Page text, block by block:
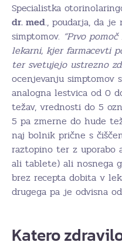
Specialistka
dr. med., poudarja, da
simptomov. “Prvo
lekarni, kjer farmacevti
ter svetujejo ustrezno
ocenjevanju simptomov
analogna lestvica od 0
težav, vrednosti do 5
5 pa zmerne do hude
naj bolnik prične s
raztopino ter z uporabo
ali tablete) ali nosnega
brez recepta dobita v
drugega pa je odvisna
Katero